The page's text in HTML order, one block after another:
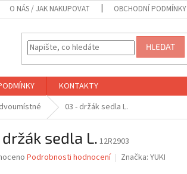
O NÁS / JAK NAKUPOVAT OBCHODNÍ PODMÍNKY
HLEDAT
KONTAKTY
03 - držák sedla L.
sedla L. 12R2903
Podrobnosti hodnocení Značka: YUKI